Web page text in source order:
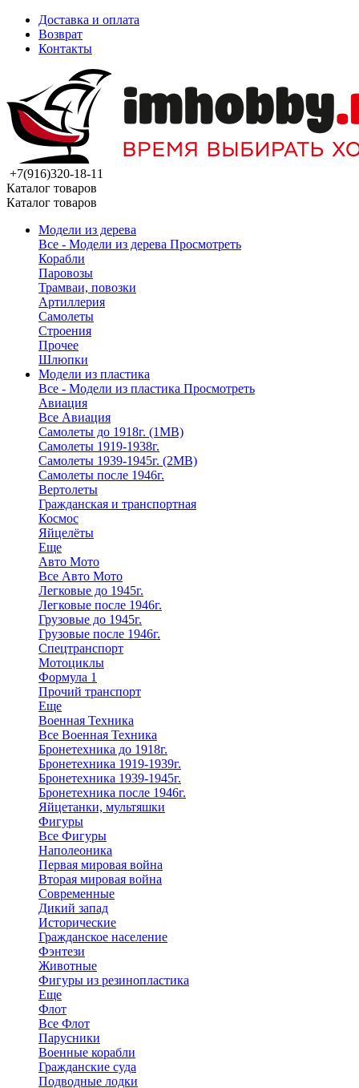
Доставка и оплата
Возврат
Контакты
+7(916)320-18-11
Каталог товаров
Каталог товаров
Модели из дерева
Все - Модели из дерева Просмотреть
Корабли
Паровозы
Трамваи, повозки
Артиллерия
Самолеты
Строения
Прочее
Шлюпки
Модели из пластика
Все - Модели из пластика Просмотреть
Авиация
Все Авиация
Самолеты до 1918г. (1МВ)
Самолеты 1919-1938г.
Самолеты 1939-1945г. (2МВ)
Самолеты после 1946г.
Вертолеты
Гражданская и транспортная
Космос
Яйцелёты
Еще
Авто Мото
Все Авто Мото
Легковые до 1945г.
Легковые после 1946г.
Грузовые до 1945г.
Грузовые после 1946г.
Спецтранспорт
Мотоциклы
Формула 1
Прочий транспорт
Еще
Военная Техника
Все Военная Техника
Бронетехника до 1918г.
Бронетехника 1919-1939г.
Бронетехника 1939-1945г.
Бронетехника после 1946г.
Яйцетанки, мультяшки
Фигуры
Все Фигуры
Наполеоника
Первая мировая война
Вторая мировая война
Современные
Дикий запад
Исторические
Гражданское население
Фэнтези
Животные
Фигуры из резинопластика
Еще
Флот
Все Флот
Парусники
Военные корабли
Гражданские суда
Подводные лодки